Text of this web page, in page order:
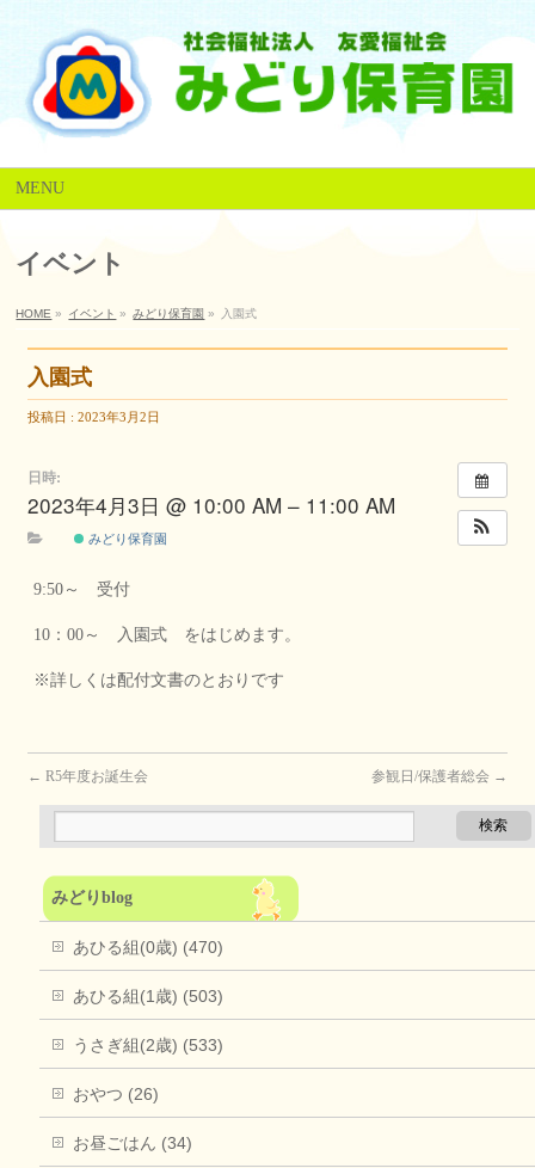
MENU
イベント
HOME » イベント » みどり保育園 » 入園式
入園式
投稿日 : 2023年3月2日
日時:
2023年4月3日 @ 10:00 AM – 11:00 AM
みどり保育園
9:50～ 受付
10：00～ 入園式 をはじめます。
※詳しくは配付文書のとおりです
← R5年度お誕生会 参観日/保護者総会 →
みどりblog
あひる組(0歳) (470)
あひる組(1歳) (503)
うさぎ組(2歳) (533)
おやつ (26)
お昼ごはん (34)